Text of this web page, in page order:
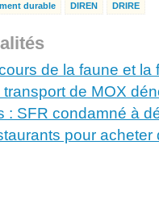
durable DIREN DRIRE
de la faune et la
transport de MOX
: SFR condamné à
pour